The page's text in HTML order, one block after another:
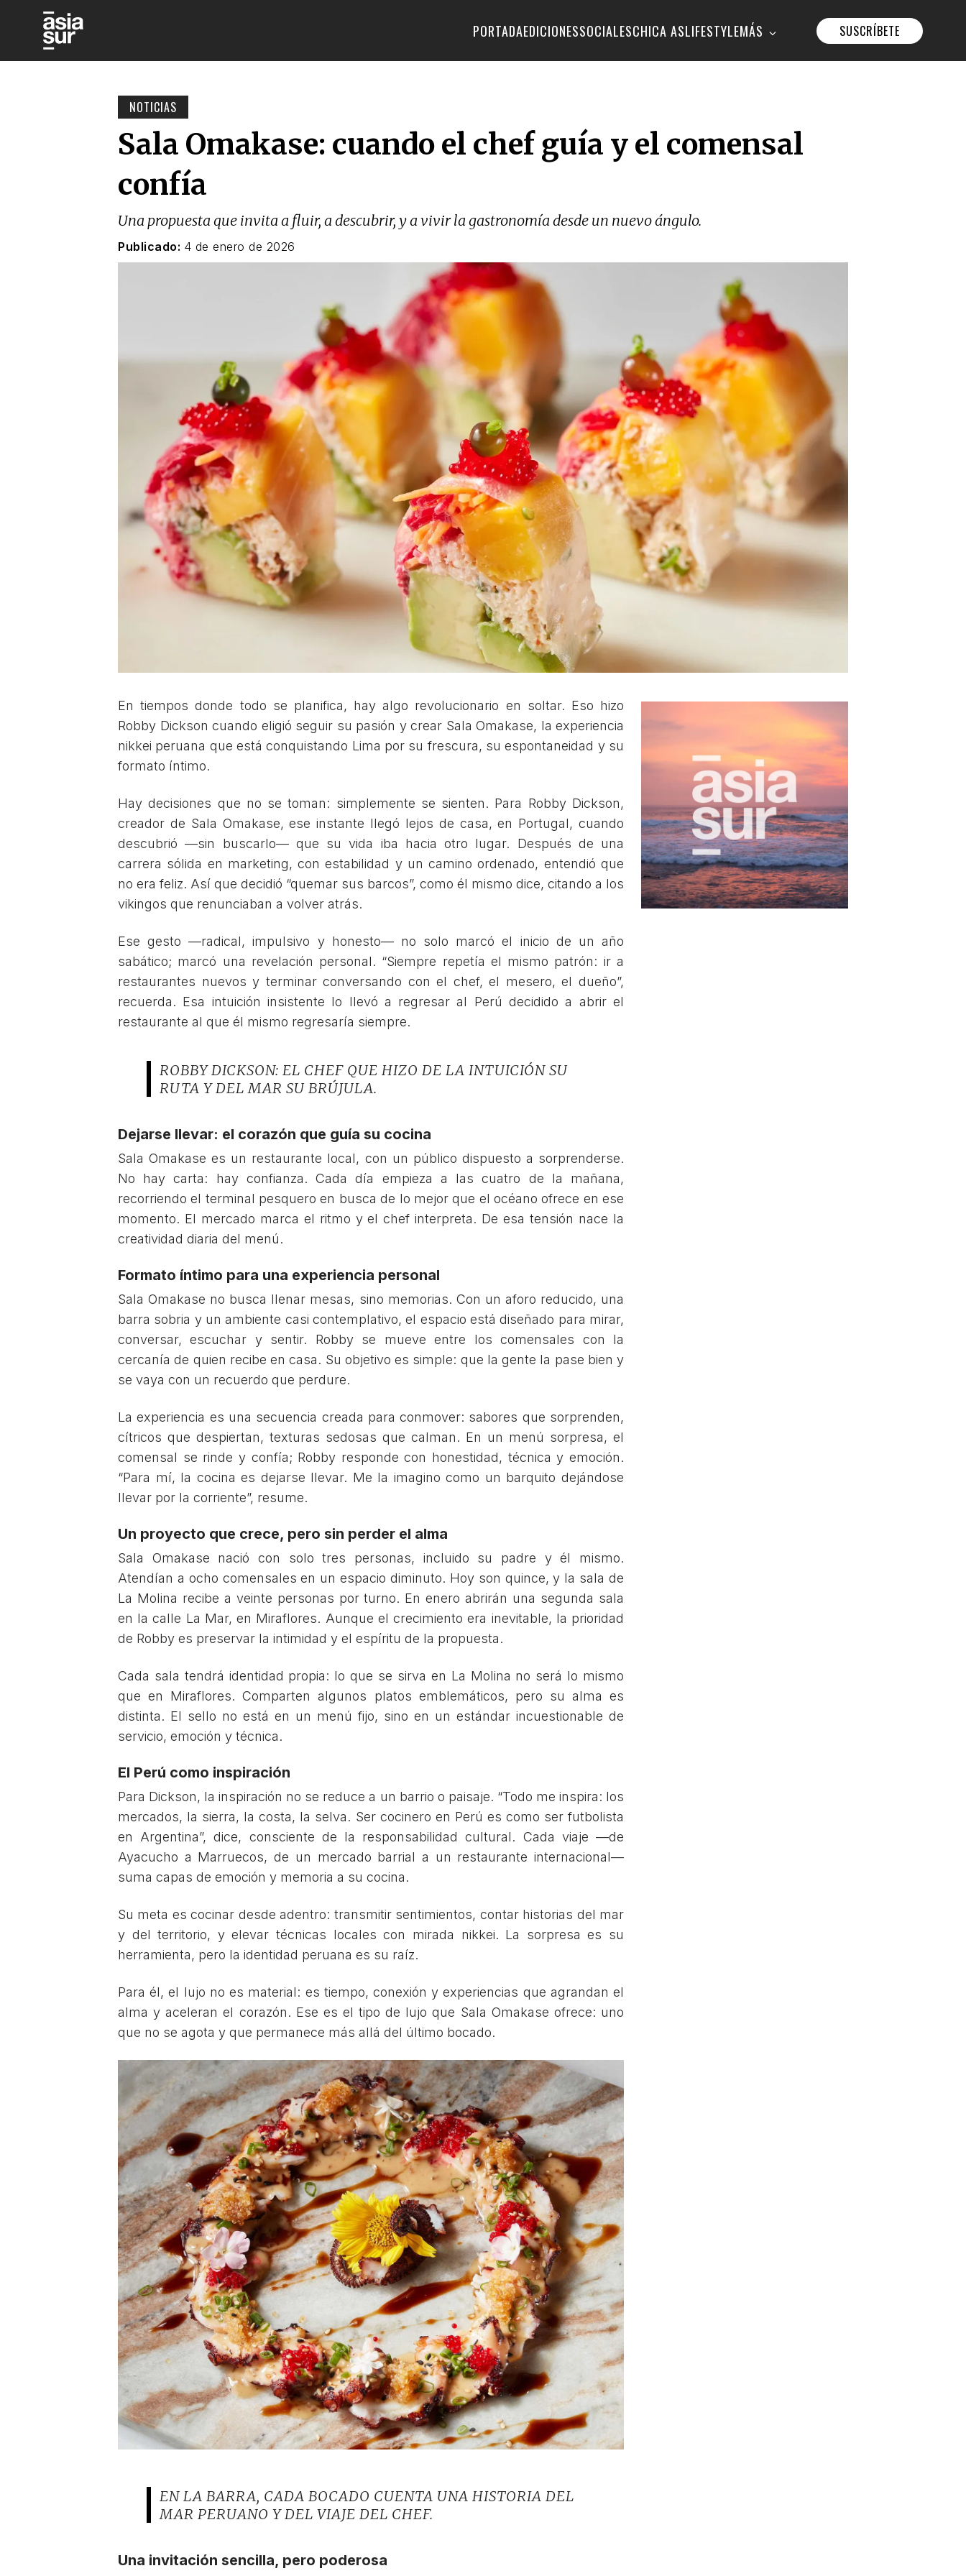
PORTADAEDICIONESSOCIALESCHICA ASLIFESTYLEMÁS SUSCRÍBETE
NOTICIAS
Sala Omakase: cuando el chef guía y el comensal
confía
Una propuesta que invita a fluir, a descubrir, y a vivir la gastronomía desde un nuevo ángulo.
Publicado: 4 de enero de 2026
En tiempos donde todo se planifica, hay algo revolucionario en soltar. Eso hizo
Robby Dickson cuando eligió seguir su pasión y crear Sala Omakase, la experiencia
nikkei peruana que está conquistando Lima por su frescura, su espontaneidad y su
formato íntimo.
Hay decisiones que no se toman: simplemente se sienten. Para Robby Dickson,
creador de Sala Omakase, ese instante llegó lejos de casa, en Portugal, cuando
descubrió —sin buscarlo— que su vida iba hacia otro lugar. Después de una
carrera sólida en marketing, con estabilidad y un camino ordenado, entendió que
no era feliz. Así que decidió “quemar sus barcos”, como él mismo dice, citando a los
vikingos que renunciaban a volver atrás.
Ese gesto —radical, impulsivo y honesto— no solo marcó el inicio de un año
sabático; marcó una revelación personal. “Siempre repetía el mismo patrón: ir a
restaurantes nuevos y terminar conversando con el chef, el mesero, el dueño”,
recuerda. Esa intuición insistente lo llevó a regresar al Perú decidido a abrir el
restaurante al que él mismo regresaría siempre.
ROBBY DICKSON: EL CHEF QUE HIZO DE LA INTUICIÓN SU
RUTA Y DEL MAR SU BRÚJULA.
Dejarse llevar: el corazón que guía su cocina
Sala Omakase es un restaurante local, con un público dispuesto a sorprenderse.
No hay carta: hay confianza. Cada día empieza a las cuatro de la mañana,
recorriendo el terminal pesquero en busca de lo mejor que el océano ofrece en ese
momento. El mercado marca el ritmo y el chef interpreta. De esa tensión nace la
creatividad diaria del menú.
Formato íntimo para una experiencia personal
Sala Omakase no busca llenar mesas, sino memorias. Con un aforo reducido, una
barra sobria y un ambiente casi contemplativo, el espacio está diseñado para mirar,
conversar, escuchar y sentir. Robby se mueve entre los comensales con la
cercanía de quien recibe en casa. Su objetivo es simple: que la gente la pase bien y
se vaya con un recuerdo que perdure.
La experiencia es una secuencia creada para conmover: sabores que sorprenden,
cítricos que despiertan, texturas sedosas que calman. En un menú sorpresa, el
comensal se rinde y confía; Robby responde con honestidad, técnica y emoción.
“Para mí, la cocina es dejarse llevar. Me la imagino como un barquito dejándose
llevar por la corriente”, resume.
Un proyecto que crece, pero sin perder el alma
Sala Omakase nació con solo tres personas, incluido su padre y él mismo.
Atendían a ocho comensales en un espacio diminuto. Hoy son quince, y la sala de
La Molina recibe a veinte personas por turno. En enero abrirán una segunda sala
en la calle La Mar, en Miraflores. Aunque el crecimiento era inevitable, la prioridad
de Robby es preservar la intimidad y el espíritu de la propuesta.
Cada sala tendrá identidad propia: lo que se sirva en La Molina no será lo mismo
que en Miraflores. Comparten algunos platos emblemáticos, pero su alma es
distinta. El sello no está en un menú fijo, sino en un estándar incuestionable de
servicio, emoción y técnica.
El Perú como inspiración
Para Dickson, la inspiración no se reduce a un barrio o paisaje. “Todo me inspira: los
mercados, la sierra, la costa, la selva. Ser cocinero en Perú es como ser futbolista
en Argentina”, dice, consciente de la responsabilidad cultural. Cada viaje —de
Ayacucho a Marruecos, de un mercado barrial a un restaurante internacional—
suma capas de emoción y memoria a su cocina.
Su meta es cocinar desde adentro: transmitir sentimientos, contar historias del mar
y del territorio, y elevar técnicas locales con mirada nikkei. La sorpresa es su
herramienta, pero la identidad peruana es su raíz.
Para él, el lujo no es material: es tiempo, conexión y experiencias que agrandan el
alma y aceleran el corazón. Ese es el tipo de lujo que Sala Omakase ofrece: uno
que no se agota y que permanece más allá del último bocado.
EN LA BARRA, CADA BOCADO CUENTA UNA HISTORIA DEL
MAR PERUANO Y DEL VIAJE DEL CHEF.
Una invitación sencilla, pero poderosa